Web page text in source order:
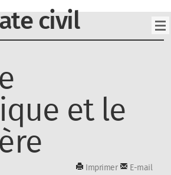
civil
et le
Imprimer E-mail